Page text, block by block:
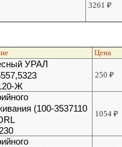
3261₽
Цена
УРАЛ
Ж
250₽
(100-3537110
1054₽